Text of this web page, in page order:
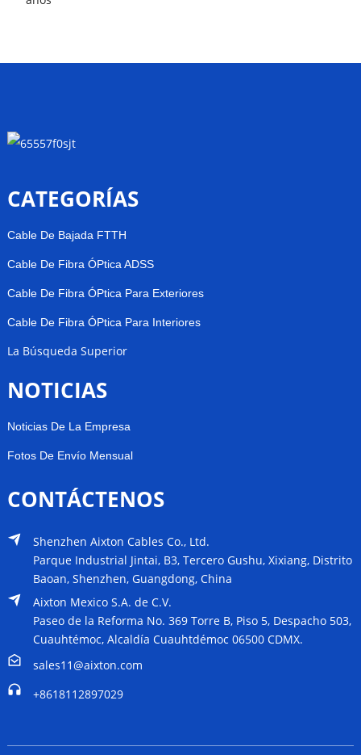
CATEGORÍAS
Cable De Bajada FTTH
Cable De Fibra ÓPtica ADSS
Cable De Fibra ÓPtica Para Exteriores
Cable De Fibra ÓPtica Para Interiores
La Búsqueda Superior
NOTICIAS
Noticias De La Empresa
Fotos De Envío Mensual
CONTÁCTENOS
Shenzhen Aixton Cables Co., Ltd.
Parque Industrial Jintai, B3, Tercero Gushu, Xixiang, Distrito
Baoan, Shenzhen, Guangdong, China
Aixton Mexico S.A. de C.V.
Paseo de la Reforma No. 369 Torre B, Piso 5, Despacho 503,
Cuauhtémoc, Alcaldía Cuauhtdémoc 06500 CDMX.
sales11@aixton.com
+8618112897029